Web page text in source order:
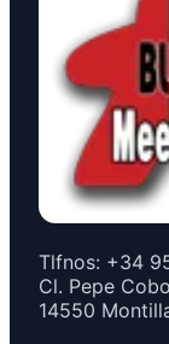
Tlfnos: +34
Cl. Pepe
14550